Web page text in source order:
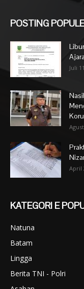
POSTING
Juli
April
KATEGORI E
Natuna
Batam
Lingga
Berita TNI - Polri